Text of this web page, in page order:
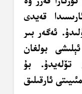
قەيدى
ئەگەر بىر
بولغان
تۆلەيدۇ. بۇ
ئارقىلىق